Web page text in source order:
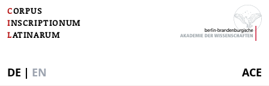
CORPUS
INSCRIPTIONUM
LATINARUM
DE | EN ACE